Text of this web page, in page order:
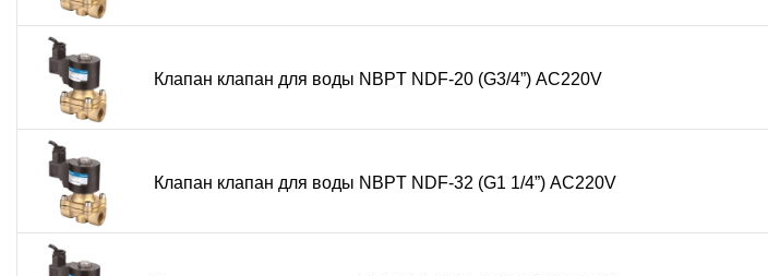
Клапан клапан для воды NBPT NDF-20 (G3/4”) АC220V
Клапан клапан для воды NBPT NDF-32 (G1 1/4”) АC220V